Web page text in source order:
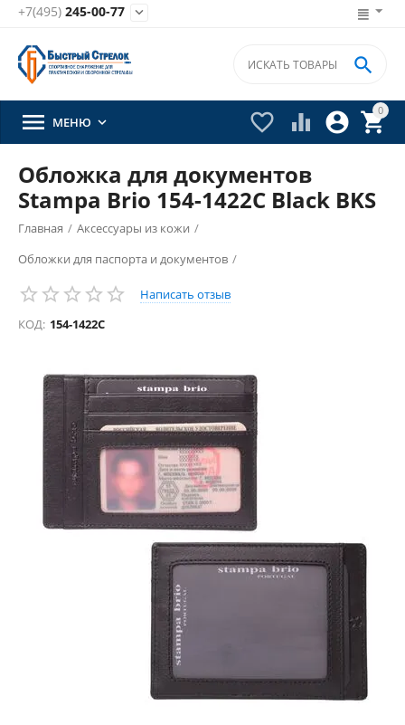
+7(495) 245-00-77 
0


 

 МЕНЮ 
Обложка для документов
Stampa Brio 154-1422C Black BKS
Главная / Аксессуары из кожи /
Обложки для паспорта и документов /
Написать отзыв
КОД: 154-1422C